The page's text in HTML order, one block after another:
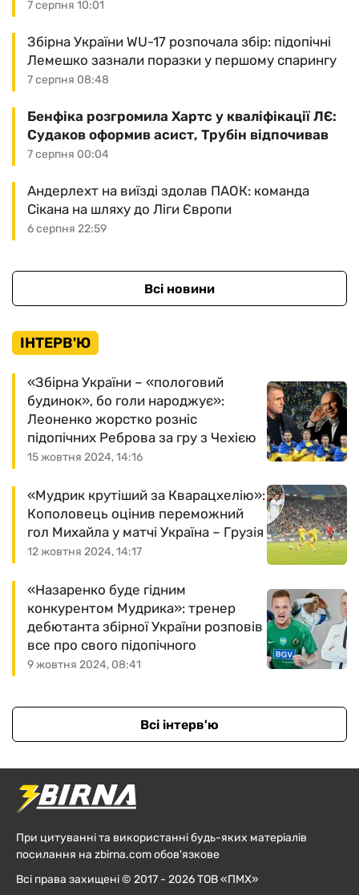
7 серпня 10:01
7 серпня 08:48
Збірна України WU-17 розпочала збір: підопічні
Лемешко зазнали поразки у першому спарингу
7 серпня 00:04
Бенфіка розгромила Хартс у кваліфікації ЛЄ:
Судаков оформив асист, Трубін відпочивав
6 серпня 22:59
Андерлехт на виїзді здолав ПАОК: команда
Сікана на шляху до Ліги Європи
Всі новини
ІНТЕРВ'Ю
15 жовтня 2024, 14:16
«Збірна України – «пологовий
будинок», бо голи народжує»:
Леоненко жорстко розніс
підопічних Реброва за гру з Чехією
12 жовтня 2024, 14:17
«Мудрик крутіший за Кварацхелію»:
Кополовець оцінив переможний
гол Михайла у матчі Україна – Грузія
9 жовтня 2024, 08:41
«Назаренко буде гідним
конкурентом Мудрика»: тренер
дебютанта збірної України розповів
все про свого підопічного
Всі інтерв'ю
При цитуванні та використанні будь-яких матеріалів
посилання на zbirna.com обов'язкове
Всі права захищені © 2017 - 2026 ТОВ «ПМХ»